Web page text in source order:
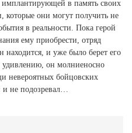
в память своих
которые они могут получить не
в реальности. Пока герой
ему приобрести, отряд
находится, и уже было берет его
удивлению, он молниеносно
невероятных бойцовских
и не подозревал…